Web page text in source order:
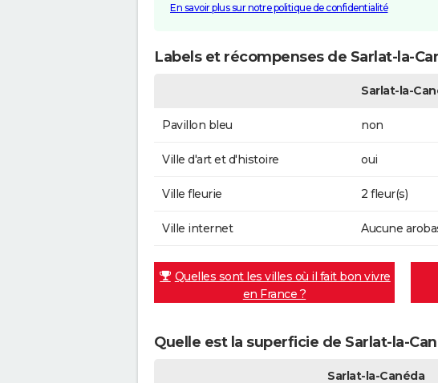
En savoir plus sur notre politique de confidentialité
Labels et récompenses de Sarlat-la-
Sarlat-la-
Pavillon bleu non
Ville d'art et d'histoire oui
Ville fleurie 2 fleur(s)
Ville internet Aucune
Quelles sont les villes où il fait bon vivre
en France ?
Quelle est la superficie de Sarlat-la-
Sarlat-la-Canéda